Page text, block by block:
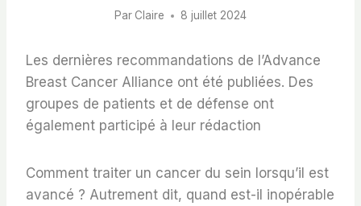
Par Claire 8 juillet 2024
Les dernières recommandations de l’Advance
Breast Cancer Alliance ont été publiées. Des
groupes de patients et de défense ont
également participé à leur rédaction
Comment traiter un cancer du sein lorsqu’il est
avancé ? Autrement dit, quand est-il inopérable